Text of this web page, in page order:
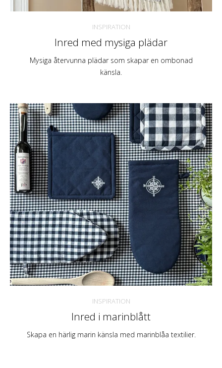
INSPIRATION
Inred med mysiga plädar
Mysiga återvunna plädar som skapar en ombonad
känsla.
INSPIRATION
Inred i marinblått
Skapa en härlig marin känsla med marinblåa textilier.